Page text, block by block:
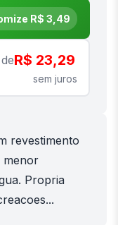
R$ 3,49
R$ 23,29
sem juros
revestimento
menor
Propria